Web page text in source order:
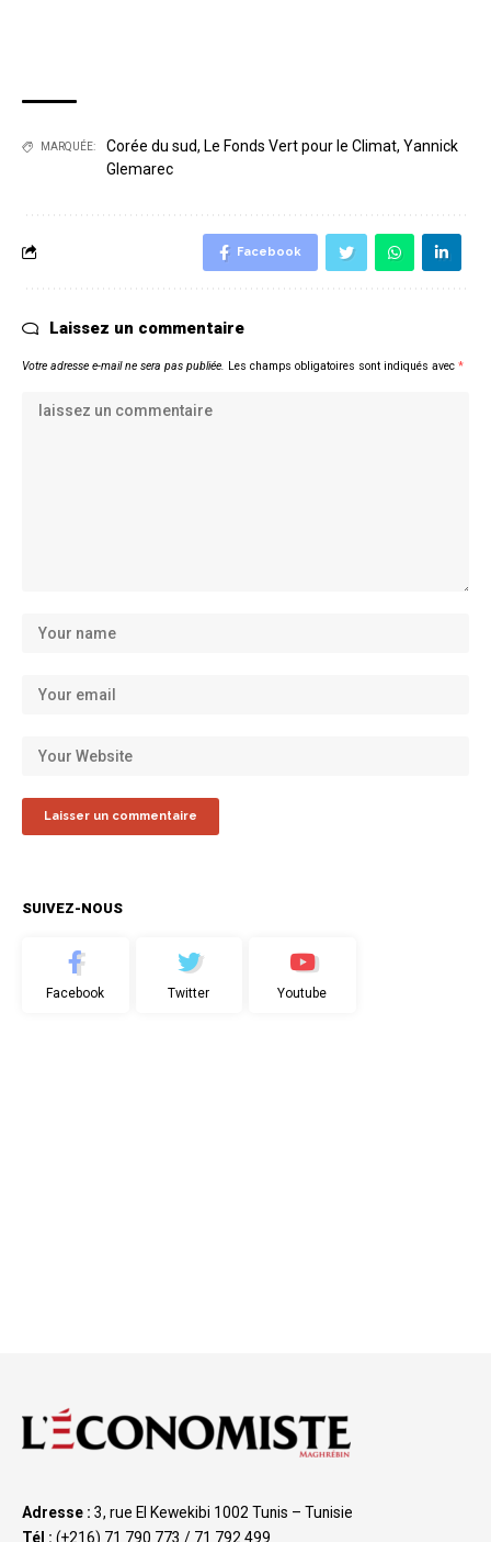
MARQUÉE: Corée du sud, Le Fonds Vert pour le Climat, Yannick
Glemarec
Facebook
Laissez un commentaire
Votre adresse e-mail ne sera pas publiée. Les champs obligatoires sont indiqués avec *
SUIVEZ-NOUS
Facebook Twitter Youtube
Adresse : 3, rue El Kewekibi 1002 Tunis – Tunisie
Tél : (+216) 71 790 773 / 71 792 499